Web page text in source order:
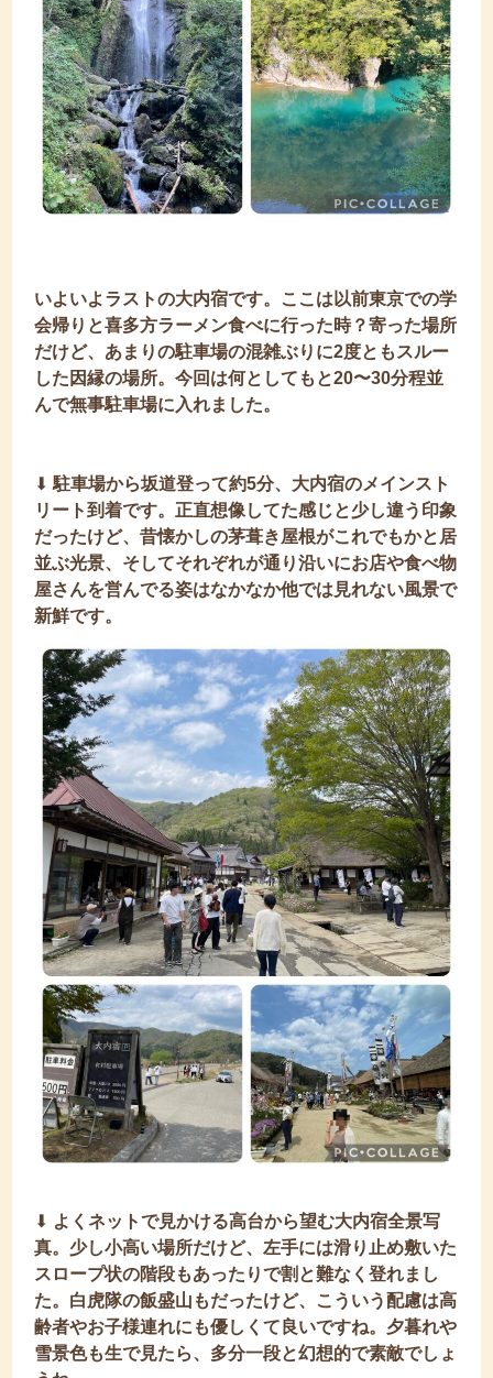
いよいよラストの大内宿です。ここは以前東京での学
会帰りと喜多方ラーメン食べに行った時？寄った場所
だけど、あまりの駐車場の混雑ぶりに2度ともスルー
した因縁の場所。今回は何としてもと20〜30分程並
んで無事駐車場に入れました。
⬇︎駐車場から坂道登って約5分、大内宿のメインスト
リート到着です。正直想像してた感じと少し違う印象
だったけど、昔懐かしの茅葺き屋根がこれでもかと居
並ぶ光景、そしてそれぞれが通り沿いにお店や食べ物
屋さんを営んでる姿はなかなか他では見れない風景で
新鮮です。
⬇︎ よくネットで見かける高台から望む大内宿全景写
真。少し小高い場所だけど、左手には滑り止め敷いた
スロープ状の階段もあったりで割と難なく登れまし
た。白虎隊の飯盛山もだったけど、こういう配慮は高
齢者やお子様連れにも優しくて良いですね。夕暮れや
雪景色も生で見たら、多分一段と幻想的で素敵でしょ